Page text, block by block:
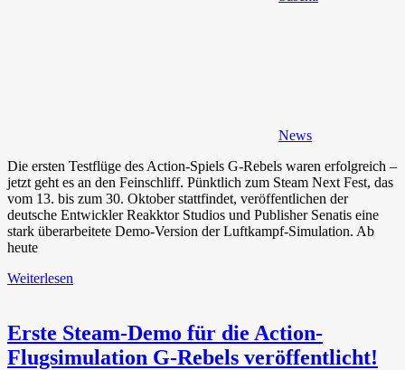
News
Die ersten Testflüge des Action-Spiels G-Rebels waren erfolgreich –
jetzt geht es an den Feinschliff. Pünktlich zum Steam Next Fest, das
vom 13. bis zum 30. Oktober stattfindet, veröffentlichen der
deutsche Entwickler Reakktor Studios und Publisher Senatis eine
stark überarbeitete Demo-Version der Luftkampf-Simulation. Ab
heute
Weiterlesen
Erste Steam-Demo für die Action-
Flugsimulation G-Rebels veröffentlicht!